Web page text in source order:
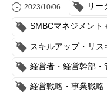
お役立ち情報
インタビュー・レポート
イベント・セミナー
2023/10/06 リー
SMBCマネジメント
スキルアップ・リス
経営者・経営幹部・
経営戦略・事業戦略